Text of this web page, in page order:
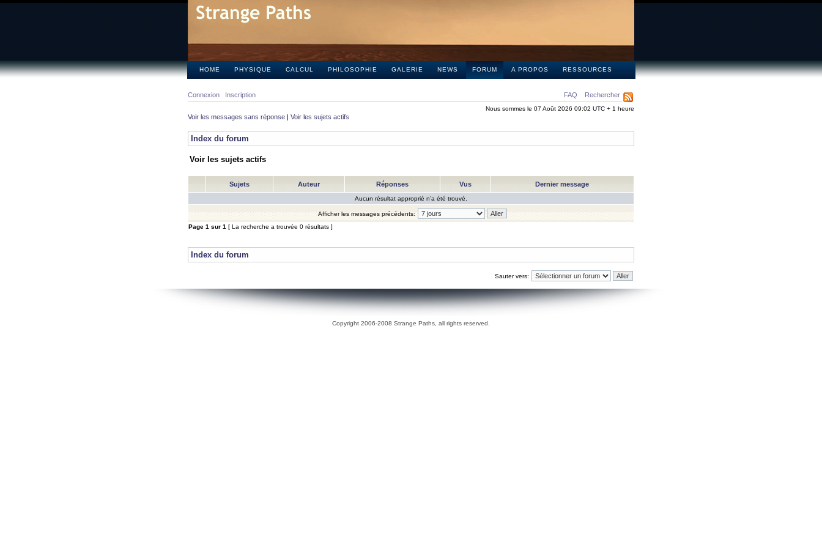
HOME PHYSIQUE CALCUL PHILOSOPHIE GALERIE NEWS FORUM A PROPOS RESSOURCES
FAQ Rechercher
Connexion Inscription
Nous sommes le 07 Août 2026 09:02 UTC + 1 heure
Voir les messages sans réponse | Voir les sujets actifs
Index du forum
Voir les sujets actifs
Sujets Auteur Réponses Vus Dernier message
Aucun résultat approprié n’a été trouvé.
Afficher les messages précédents:
Page 1 sur 1 [ La recherche a trouvée 0 résultats ]
Index du forum
Sauter vers:
Copyright 2006-2008 Strange Paths, all rights reserved.